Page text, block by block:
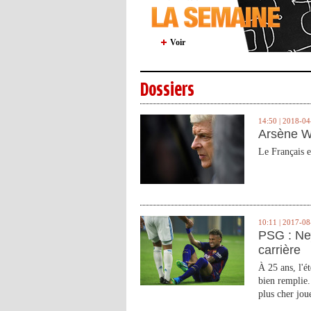
Voir
Dossiers
14:50 | 2018-
Arsène
Le Français
10:11 | 2017-
PSG :
carrière
À 25 ans,
bien
plus cher